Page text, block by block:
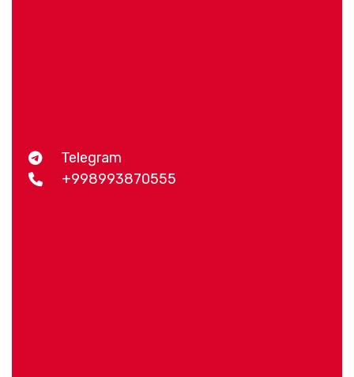
Telegram
+998993870555